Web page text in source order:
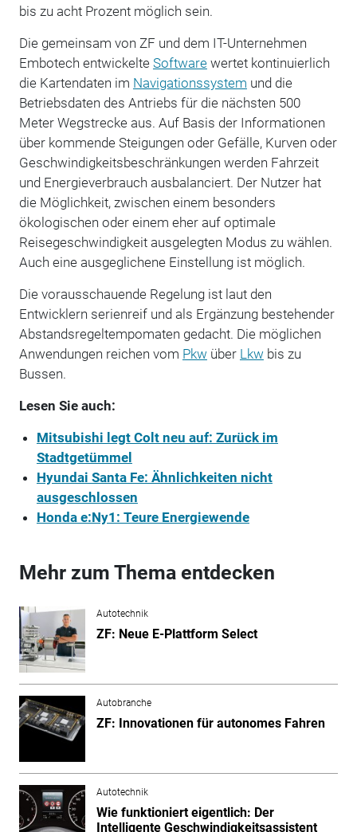
bis zu acht Prozent möglich sein.
Die gemeinsam von ZF und dem IT-Unternehmen
Embotech entwickelte Softwarewertet kontinuierlich
die Kartendaten im Navigationssystem und die
Betriebsdaten des Antriebs für die nächsten 500
Meter Wegstrecke aus. Auf Basis der Informationen
über kommende Steigungen oder Gefälle, Kurven oder
Geschwindigkeitsbeschränkungen werden Fahrzeit
und Energieverbrauch ausbalanciert. Der Nutzer hat
die Möglichkeit, zwischen einem besonders
ökologischen oder einem eher auf optimale
Reisegeschwindigkeit ausgelegten Modus zu wählen.
Auch eine ausgeglichene Einstellung ist möglich.
Die vorausschauende Regelung ist laut den
Entwicklern serienreif und als Ergänzung bestehender
Abstandsregeltempomaten gedacht. Die möglichen
Anwendungen reichen vom Pkw über Lkw bis zu
Bussen.
Lesen Sie auch:
Mitsubishi legt Colt neu auf: Zurück im
Stadtgetümmel
Hyundai Santa Fe: Ähnlichkeiten nicht
ausgeschlossen
Honda e:Ny1: Teure Energiewende
Mehr zum Thema entdecken
Autotechnik
ZF: Neue E-Plattform Select
Autobranche
ZF: Innovationen für autonomes Fahren
Autotechnik
Wie funktioniert eigentlich: Der
Intelligente Geschwindigkeitsassistent